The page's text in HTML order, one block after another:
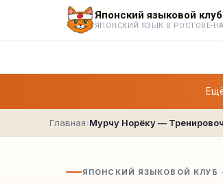
Японский языковой клуб
ЯПОНСКИЙ ЯЗЫК В РОСТОВЕ-
Главная›Мурчу Норёку —
ЯПОНСКИЙ ЯЗЫКОВОЙ КЛУБ